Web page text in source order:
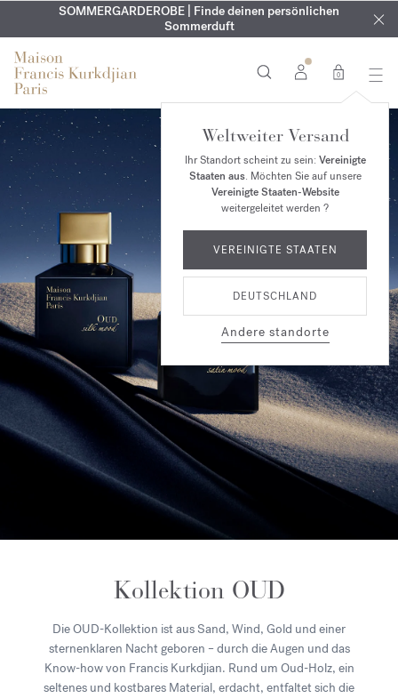
EXKLUSIV | Erhalten Sie OUD velvet moodin Ihrer Bestellung*
KOSTENLOSE GRAVUR | Auf alle Düfte und Körperöle bis zum
9. August
SOMMERGARDEROBE | Finde deinen persönlichen
Sommerduft
0
Weltweiter Versand
Ihr Standort scheint zu sein: Vereinigte
Staaten aus. Möchten Sie auf unsere
Vereinigte Staaten-Website
weitergeleitet werden ?
VEREINIGTE STAATEN
DEUTSCHLAND
Andere standorte
Kollektion OUD
Die OUD-Kollektion ist aus Sand, Wind, Gold und einer
sternenklaren Nacht geboren – durch die Augen und das
Know-how von Francis Kurkdjian. Rund um Oud-Holz, ein
seltenes und kostbares Material, erdacht, entfaltet sich die